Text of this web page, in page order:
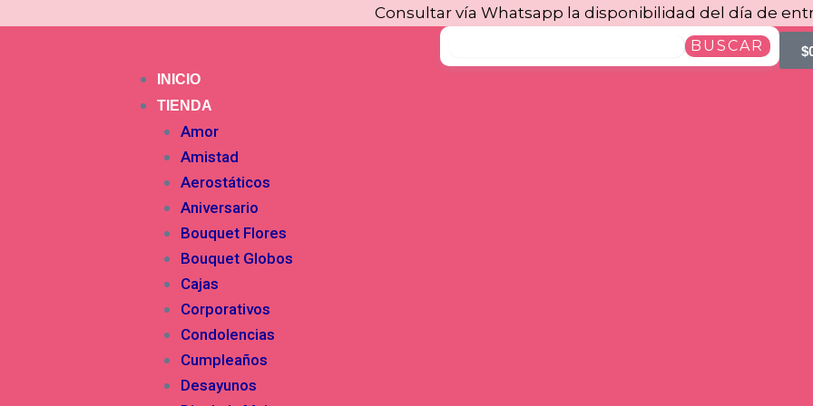
Consultar vía Whatsapp la disponibilidad del día de
BUSCAR $
INICIO
TIENDA
Amor
Amistad
Aerostáticos
Aniversario
Bouquet Flores
Bouquet Globos
Cajas
Corporativos
Condolencias
Cumpleaños
Desayunos